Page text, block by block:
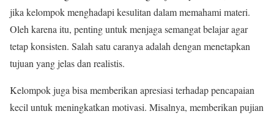
jika kelompok menghadapi kesulitan dalam memahami materi.
Oleh karena itu, penting untuk menjaga semangat belajar agar
tetap konsisten. Salah satu caranya adalah dengan menetapkan
tujuan yang jelas dan realistis.
Kelompok juga bisa memberikan apresiasi terhadap pencapaian
kecil untuk meningkatkan motivasi. Misalnya, memberikan pujian